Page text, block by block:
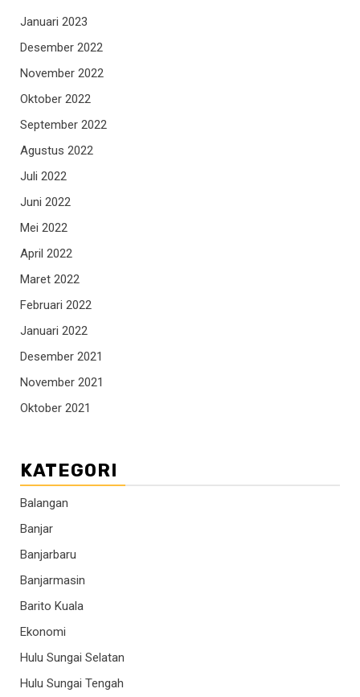
Januari 2023
Desember 2022
November 2022
Oktober 2022
September 2022
Agustus 2022
Juli 2022
Juni 2022
Mei 2022
April 2022
Maret 2022
Februari 2022
Januari 2022
Desember 2021
November 2021
Oktober 2021
KATEGORI
Balangan
Banjar
Banjarbaru
Banjarmasin
Barito Kuala
Ekonomi
Hulu Sungai Selatan
Hulu Sungai Tengah